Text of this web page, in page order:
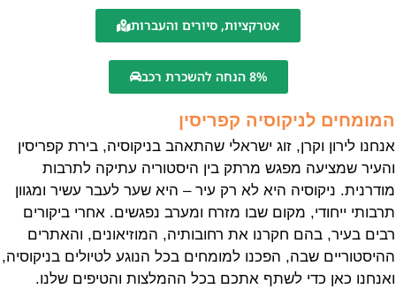
אטרקציות, סיורים והעברות
8% הנחה להשכרת רכב
המומחים לניקוסיה קפריסין
אנחנו לירון וקרן, זוג ישראלי שהתאהב בניקוסיה, בירת קפריסין
והעיר שמציעה מפגש מרתק בין היסטוריה עתיקה לתרבות
מודרנית. ניקוסיה היא לא רק עיר – היא שער לעבר עשיר ומגוון
תרבותי ייחודי, מקום שבו מזרח ומערב נפגשים. אחרי ביקורים
רבים בעיר, בהם חקרנו את רחובותיה, המוזיאונים, והאתרים
ההיסטוריים שבה, הפכנו למומחים בכל הנוגע לטיולים בניקוסיה,
ואנחנו כאן כדי לשתף אתכם בכל ההמלצות והטיפים שלנו.